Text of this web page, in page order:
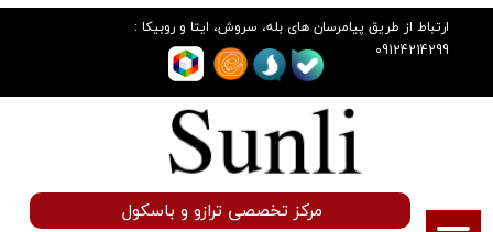
ارتباط از طریق پیامرسان های بله، سروش، ایتا و روبیکا :
09124214299
مرکز تخصصی ترازو و باسکول